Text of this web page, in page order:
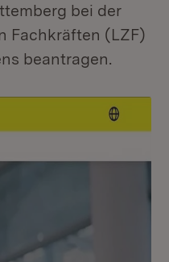
bei der
Fachkräften (LZF)
beantragen.